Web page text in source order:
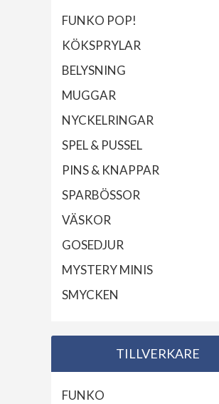
FUNKO POP!
KÖKSPRYLAR
BELYSNING
MUGGAR
NYCKELRINGAR
SPEL & PUSSEL
PINS & KNAPPAR
SPARBÖSSOR
VÄSKOR
GOSEDJUR
MYSTERY MINIS
SMYCKEN
TILLVERKARE
FUNKO